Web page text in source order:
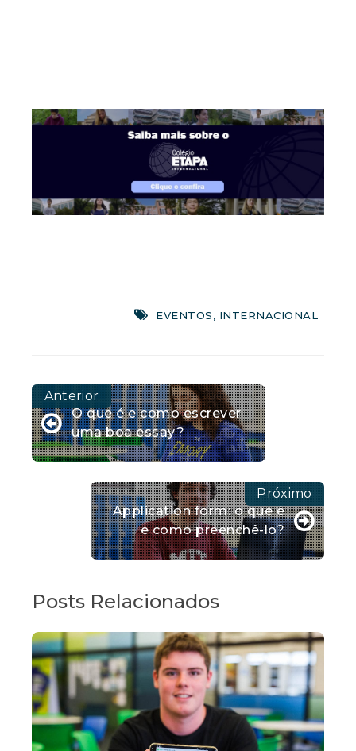
EVENTOS, INTERNACIONAL
O que é e como escrever
uma boa essay?
Application form: o que é
e como preenchê-lo?
Posts Relacionados